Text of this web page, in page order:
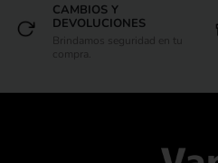
CAMBIOS Y
DEVOLUCIONES
Brindamos seguridad en tu
compra.